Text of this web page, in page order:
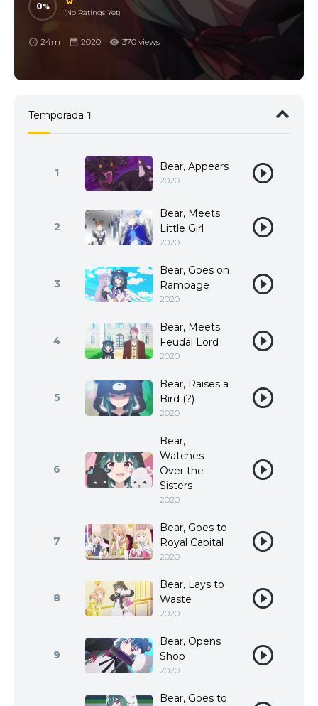
0
(No Ratings Yet)
24m 2020 370 views
Temporada 1
1 Bear, Appears
2020
2
Bear, Meets
Little Girl
2020
3
Bear, Goes on
Rampage
2020
4
Bear, Meets
Feudal Lord
2020
5
Bear, Raises a
Bird (?)
2020
6
Bear,
Watches
Over the
Sisters
2020
7
Bear, Goes to
Royal Capital
2020
8
Bear, Lays to
Waste
2020
9
Bear, Opens
Shop
2020
Bear, Goes to